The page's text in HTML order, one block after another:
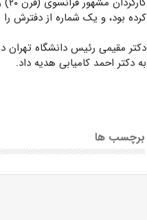
کرده بود، و یک شماره از دفترش
دکتر مقیمی رئیس دانشگاه تهران
به دکتر احمد کامیابی هدیه داد.
برچسب ها